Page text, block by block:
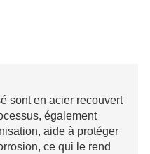
sont en acier recouvert
également
aide à protéger
ce qui le rend